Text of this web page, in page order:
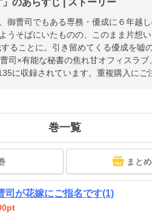
御曹司でもある専務・優成に６年越
うそばにいたものの、このまま片想
ることに。引き留めてくる優成を嘘
司×有能な秘書の焦れ甘オフィスラ
に収録されています。重複購入にご
巻一覧
まと
司が花嫁にご指名です(1)